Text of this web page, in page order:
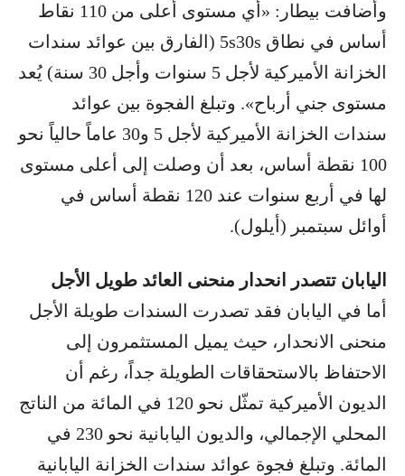
وأضافت بيطار: «أي مستوى أعلى من 110 نقاط
أساس في نطاق 5s30s (الفارق بين عوائد سندات
الخزانة الأميركية لأجل 5 سنوات وأجل 30 سنة) يُعد
مستوى جني أرباح». وتبلغ الفجوة بين عوائد
سندات الخزانة الأميركية لأجل 5 و30 عاماً حالياً نحو
100 نقطة أساس، بعد أن وصلت إلى أعلى مستوى
لها في أربع سنوات عند 120 نقطة أساس في
أوائل سبتمبر (أيلول).
اليابان تتصدر انحدار منحنى العائد طويل الأجل
أما في اليابان فقد تصدرت السندات طويلة الأجل
منحنى الانحدار، حيث يميل المستثمرون إلى
الاحتفاظ بالاستحقاقات الطويلة جداً، رغم أن
الديون الأميركية تمثّل نحو 120 في المائة من الناتج
المحلي الإجمالي، والديون اليابانية نحو 230 في
المائة. وتبلغ فجوة عوائد سندات الخزانة اليابانية